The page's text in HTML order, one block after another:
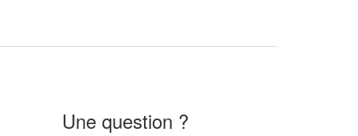
Une question ?